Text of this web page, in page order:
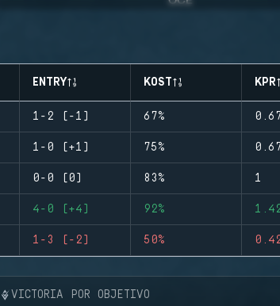
ENTRY KOST KPR
1-2 (-1) 67%
1-0 (+1) 75%
0-0 (0) 83% 1
4-0 (+4) 92%
1-3 (-2) 50%
VICTORIA POR OBJETIVO